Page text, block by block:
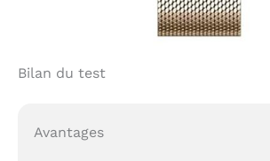
Bilan du test
Avantages